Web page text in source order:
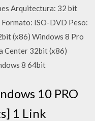
Arquitectura: 32 bit
ISO-DVD Peso:
(x86) Windows 8 Pro
Center 32bit (x86)
8 64bit
10 PRO
1 Link